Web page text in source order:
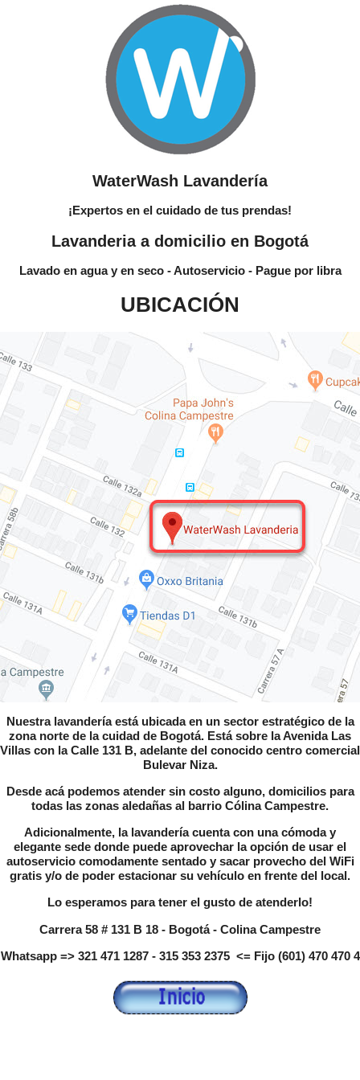
WaterWash Lavandería
¡Expertos en el cuidado de tus prendas!
Lavanderia a domicilio en Bogotá
Lavado en agua y en seco - Autoservicio - Pague por libra
UBICACIÓN
Nuestra lavandería está ubicada en un sector estratégico de la
zona norte de la cuidad de Bogotá. Está sobre la Avenida Las
Villas con la Calle 131 B, adelante del conocido centro comercial
Bulevar Niza.
Desde acá podemos atender sin costo alguno, domicilios para
todas las zonas aledañas al barrio Cólina Campestre.
Adicionalmente, la lavandería cuenta con una cómoda y
elegante sede donde puede aprovechar la opción de usar el
autoservicio comodamente sentado y sacar provecho del WiFi
gratis y/o de poder estacionar su vehículo en frente del local.
Lo esperamos para tener el gusto de atenderlo!
Carrera 58 # 131 B 18 - Bogotá - Colina Campestre
Whatsapp => 321 471 1287 - 315 353 2375 <= Fijo (601) 470 470 4